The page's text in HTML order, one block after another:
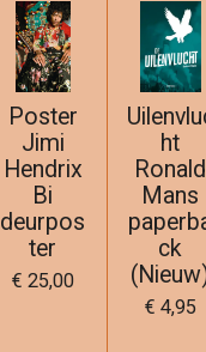
Poster
Jimi
Hendrix
Bi
deurpos
ter
€ 25,00
ht
Ronald
Mans
ck
€ 4,95